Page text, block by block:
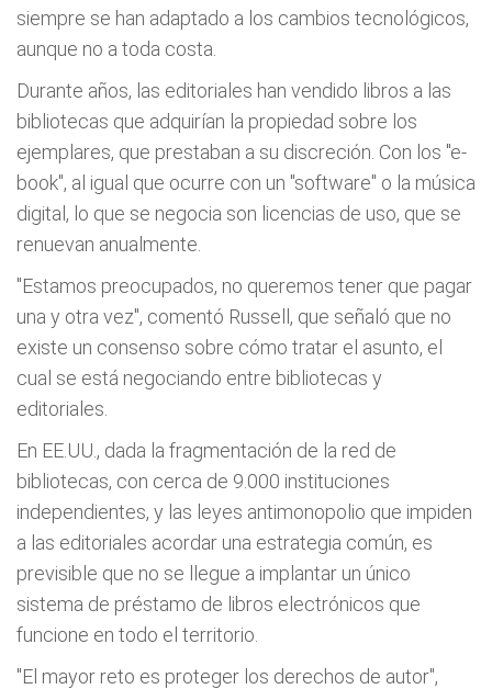
siempre se han adaptado a los cambios tecnológicos,
aunque no a toda costa.
Durante años, las editoriales han vendido libros a las
bibliotecas que adquirían la propiedad sobre los
ejemplares, que prestaban a su discreción. Con los "e-
book", al igual que ocurre con un "software" o la música
digital, lo que se negocia son licencias de uso, que se
renuevan anualmente.
"Estamos preocupados, no queremos tener que pagar
una y otra vez", comentó Russell, que señaló que no
existe un consenso sobre cómo tratar el asunto, el
cual se está negociando entre bibliotecas y
editoriales.
En EE.UU., dada la fragmentación de la red de
bibliotecas, con cerca de 9.000 instituciones
independientes, y las leyes antimonopolio que impiden
a las editoriales acordar una estrategia común, es
previsible que no se llegue a implantar un único
sistema de préstamo de libros electrónicos que
funcione en todo el territorio.
"El mayor reto es proteger los derechos de autor",